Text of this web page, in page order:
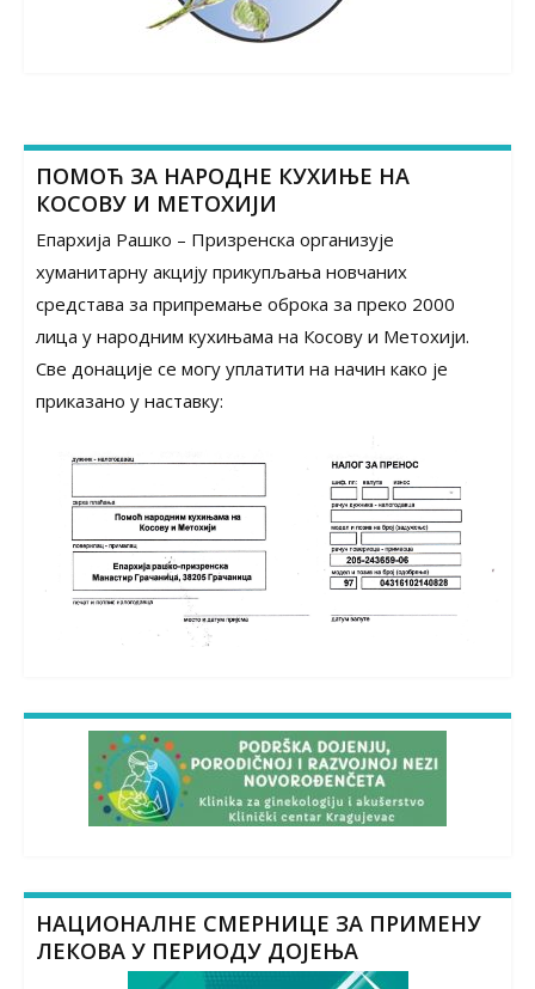
ПОМОЋ ЗА НАРОДНЕ КУХИЊЕ НА
КОСОВУ И МЕТОХИЈИ
Епархија Рашко – Призренска организује
хуманитарну акцију прикупљања новчаних
средстава за припремање оброка за преко 2000
лица у народним кухињама на Косову и Метохији.
Све донације се могу уплатити на начин како је
приказано у наставку:
НАЦИОНАЛНЕ СМЕРНИЦЕ ЗА ПРИМЕНУ
ЛЕКОВА У ПЕРИОДУ ДОЈЕЊА